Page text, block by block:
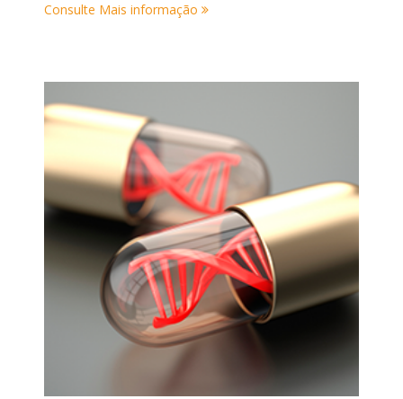
Consulte Mais informação